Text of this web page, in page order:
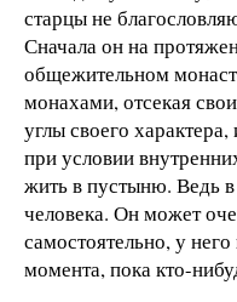
старцы не
Сначала он на
общежительном
монахами, отсекая
углы своего
при условии
жить в пустыню. Ведь в
человека. Он может
самостоятельно, у
момента, пока кто-